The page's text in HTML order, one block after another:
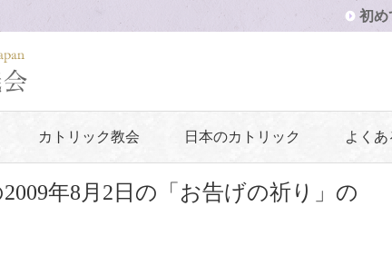
初め
カトリック教会 日本のカトリック よくあ
年8月2日の「お告げの祈り」の